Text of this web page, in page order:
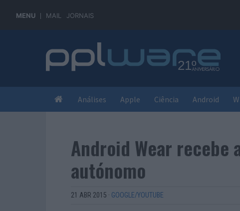
MENU MAIL JORNAIS
Análises Apple Ciência Android
Android Wear recebe
autónomo
21 ABR 2015 · GOOGLE/YOUTUBE